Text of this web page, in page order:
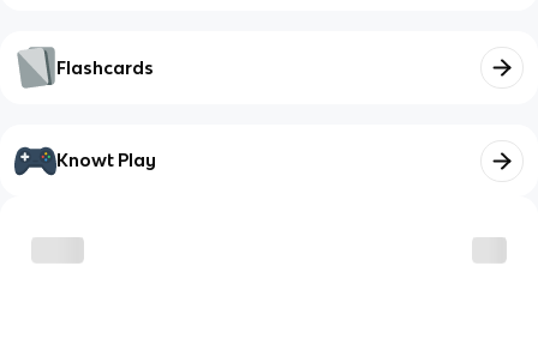
Flashcards
Knowt Play